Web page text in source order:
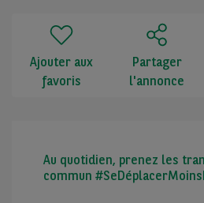
Ajouter aux
favoris
Partager
l'annonce
Au quotidien, prenez les
commun